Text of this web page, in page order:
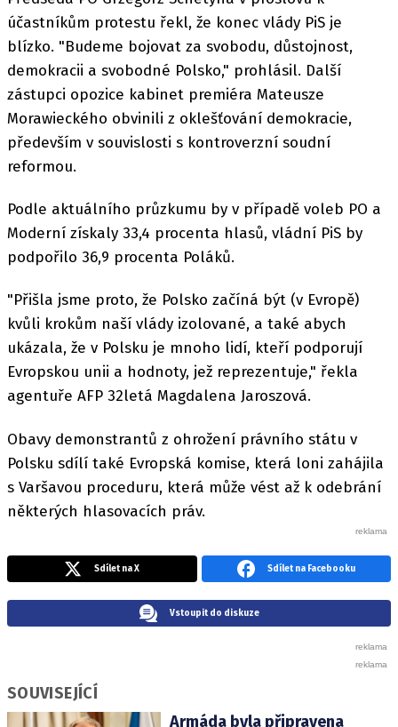
účastníkům protestu řekl, že konec vlády PiS je
blízko. "Budeme bojovat za svobodu, důstojnost,
demokracii a svobodné Polsko," prohlásil. Další
zástupci opozice kabinet premiéra Mateusze
Morawieckého obvinili z oklešťování demokracie,
především v souvislosti s kontroverzní soudní
reformou.
Podle aktuálního průzkumu by v případě voleb PO a
Moderní získaly 33,4 procenta hlasů, vládní PiS by
podpořilo 36,9 procenta Poláků.
"Přišla jsme proto, že Polsko začíná být (v Evropě)
kvůli krokům naší vlády izolované, a také abych
ukázala, že v Polsku je mnoho lidí, kteří podporují
Evropskou unii a hodnoty, jež reprezentuje," řekla
agentuře AFP 32letá Magdalena Jaroszová.
Obavy demonstrantů z ohrožení právního státu v
Polsku sdílí také Evropská komise, která loni zahájila
s Varšavou proceduru, která může vést až k odebrání
některých hlasovacích práv.
Sdílet na X Sdílet na Facebooku
Vstoupit do diskuze
SOUVISEJÍCÍ
Armáda byla připravena